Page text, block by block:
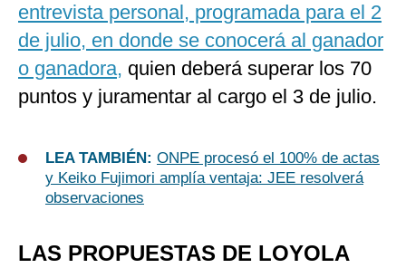
entrevista personal, programada para el 2
de julio, en donde se conocerá al ganador
o ganadora, quien deberá superar los 70
puntos y juramentar al cargo el 3 de julio.
LEA TAMBIÉN: ONPE procesó el 100% de actas
y Keiko Fujimori amplía ventaja: JEE resolverá
observaciones
LAS PROPUESTAS DE LOYOLA